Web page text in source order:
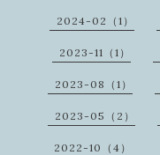
2024-02（1）
2023-11（1）
2023-08（1）
2023-05（2）
2022-10（4）